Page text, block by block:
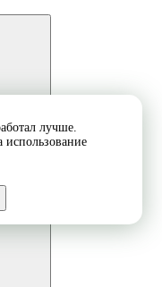
лучше.
использование